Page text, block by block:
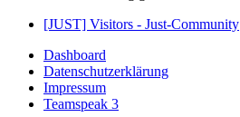
[JUST] Visitors - Just-Community
Dashboard
Datenschutzerklärung
Impressum
Teamspeak 3